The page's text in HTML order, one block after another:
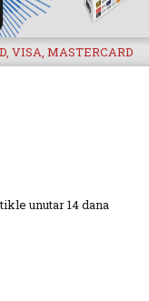
VISA, MASTERCARD
unutar 14 dana